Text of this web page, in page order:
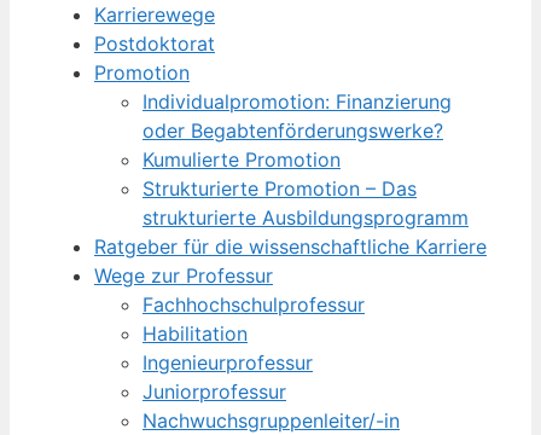
Karrierewege
Postdoktorat
Promotion
Individualpromotion: Finanzierung
oder Begabtenförderungswerke?
Kumulierte Promotion
Strukturierte Promotion – Das
strukturierte Ausbildungsprogramm
Ratgeber für die wissenschaftliche Karriere
Wege zur Professur
Fachhochschulprofessur
Habilitation
Ingenieurprofessur
Juniorprofessur
Nachwuchsgruppenleiter/-in